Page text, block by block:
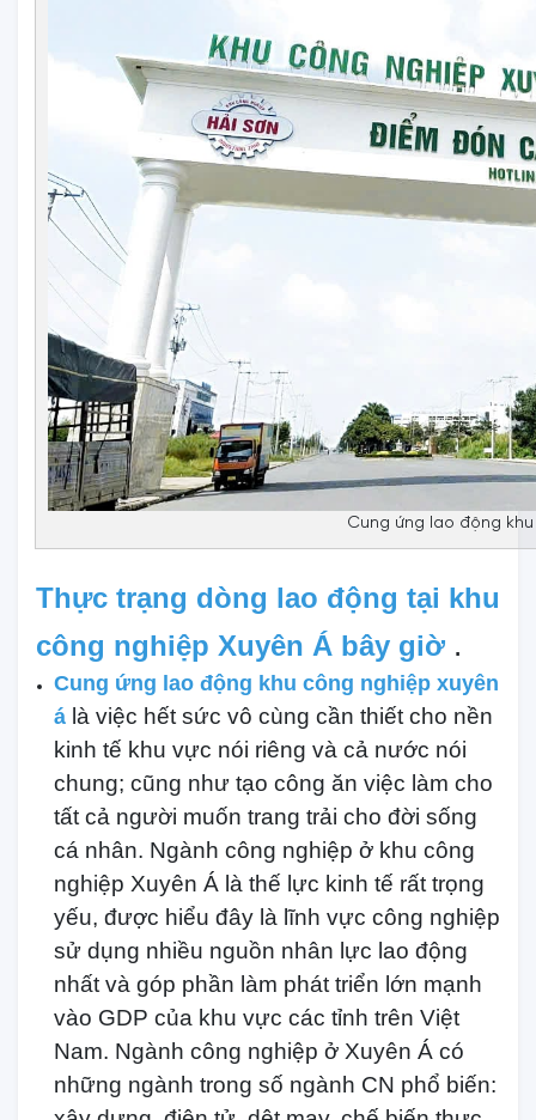
Cung ứng lao động
Thực trạng dòng lao động tại khu
công nghiệp Xuyên Á bây giờ .
Cung ứng lao động khu công nghiệp xuyên
á là việc hết sức vô cùng cần thiết cho nền
kinh tế khu vực nói riêng và cả nước nói
chung; cũng như tạo công ăn việc làm cho
tất cả người muốn trang trải cho đời sống
cá nhân. Ngành công nghiệp ở khu công
nghiệp Xuyên Á là thế lực kinh tế rất trọng
yếu, được hiểu đây là lĩnh vực công nghiệp
sử dụng nhiều nguồn nhân lực lao động
nhất và góp phần làm phát triển lớn mạnh
vào GDP của khu vực các tỉnh trên Việt
Nam. Ngành công nghiệp ở Xuyên Á có
những ngành trong số ngành CN phổ biến: